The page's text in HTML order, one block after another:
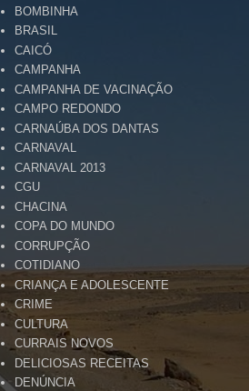
BOMBINHA
BRASIL
CAICÓ
CAMPANHA
CAMPANHA DE VACINAÇÃO
CAMPO REDONDO
CARNAÚBA DOS DANTAS
CARNAVAL
CARNAVAL 2013
CGU
CHACINA
COPA DO MUNDO
CORRUPÇÃO
COTIDIANO
CRIANÇA E ADOLESCENTE
CRIME
CULTURA
CURRAIS NOVOS
DELICIOSAS RECEITAS
DENÚNCIA